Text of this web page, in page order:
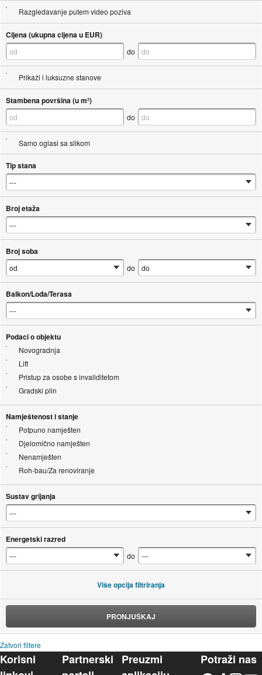
Razgledavanje putem video poziva
Cijena (ukupna cijena u EUR)
do
Prikaži i luksuzne stanove
Stambena površina (u m²)
do
Samo oglasi sa slikom
Tip stana
Broj etaža
Broj soba
do
Balkon/Lođa/Terasa
Podaci o objektu
Novogradnja
Lift
Pristup za osobe s invaliditetom
Gradski plin
Namještenost i stanje
Potpuno namješten
Djelomično namješten
Nenamješten
Roh-bau/Za renoviranje
Sustav grijanja
Energetski razred
do
Više opcija filtriranja
PRONJUŠKAJ
Zatvori filtere
Korisni
Partnerski
Preuzmi
Potraži nas